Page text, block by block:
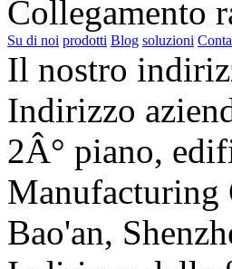
Collegamento
Su di noi prodotti Blog soluzioni
Il nostro
Indirizzo
2Â° piano,
Manufacturing
Bao'an,